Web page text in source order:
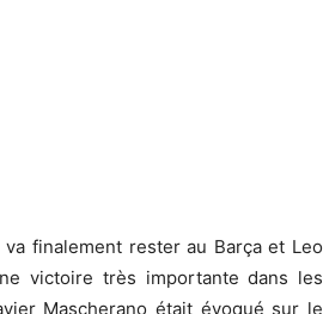
finalement rester au Barça et Leo
victoire très importante dans les
Mascherano était évoqué sur le